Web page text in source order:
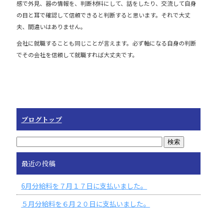
o
k
感で外見、器の情報を、判断材料にして、話をしたり、交流して自身
の目と耳で確認して信頼できると判断すると思います。それで大丈
夫、間違いはありません。
会社に就職することも同じことが言えます。必ず軸になる自身の判断
でその会社を信頼して就職すれば大丈夫です。
ブログトップ
最近の投稿
6月分給料を７月１７日に支払いました。
５月分給料を６月２０日に支払いました。